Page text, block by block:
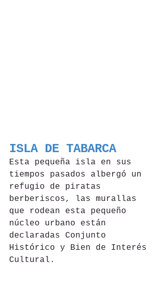
ISLA DE TABARCA
Esta pequeña isla en sus
tiempos pasados albergó un
refugio de piratas
berberiscos, las murallas
que rodean esta pequeño
núcleo urbano están
declaradas Conjunto
Histórico y Bien de Interés
Cultural.